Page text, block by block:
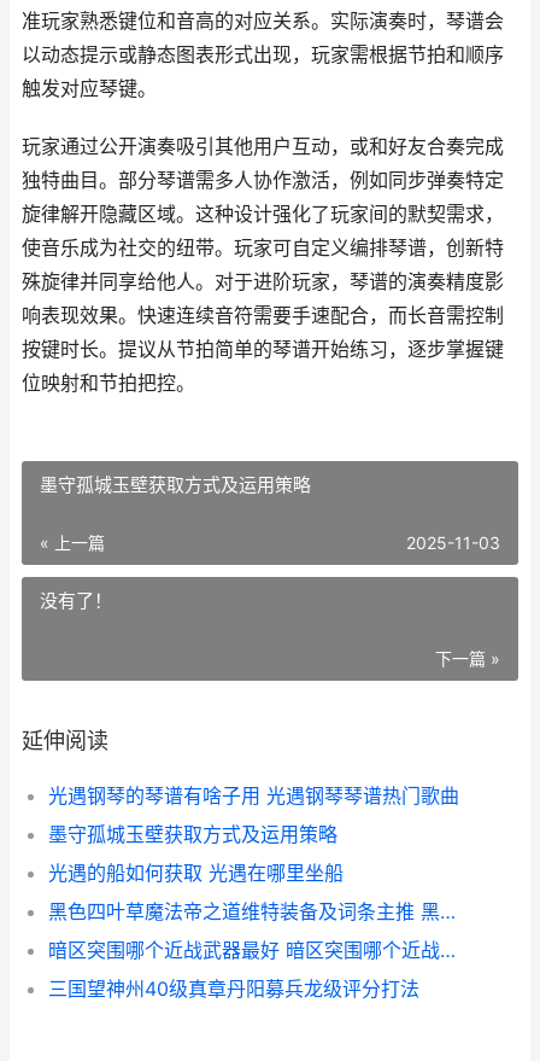
准玩家熟悉键位和音高的对应关系。实际演奏时，琴谱会
以动态提示或静态图表形式出现，玩家需根据节拍和顺序
触发对应琴键。
玩家通过公开演奏吸引其他用户互动，或和好友合奏完成
独特曲目。部分琴谱需多人协作激活，例如同步弹奏特定
旋律解开隐藏区域。这种设计强化了玩家间的默契需求，
使音乐成为社交的纽带。玩家可自定义编排琴谱，创新特
殊旋律并同享给他人。对于进阶玩家，琴谱的演奏精度影
响表现效果。快速连续音符需要手速配合，而长音需控制
按键时长。提议从节拍简单的琴谱开始练习，逐步掌握键
位映射和节拍把控。
墨守孤城玉壁获取方式及运用策略
« 上一篇 2025-11-03
没有了！
下一篇 »
延伸阅读
光遇钢琴的琴谱有啥子用 光遇钢琴琴谱热门歌曲
墨守孤城玉壁获取方式及运用策略
光遇的船如何获取 光遇在哪里坐船
黑色四叶草魔法帝之道维特装备及词条主推 黑色四叶草魔法书排名
暗区突围哪个近战武器最好 暗区突围哪个近战枪皮最好
三国望神州40级真章丹阳募兵龙级评分打法